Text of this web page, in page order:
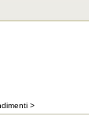
>